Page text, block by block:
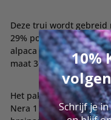
Deze trui wordt
29% polyamide, 24%
alpaca en 5% metalen
maat 36 t/m 50.
Het pakket bestaat uit
Nera 1 magazine van
10%
Schrijf je